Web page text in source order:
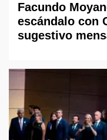
Facundo
escándalo con
sugestivo